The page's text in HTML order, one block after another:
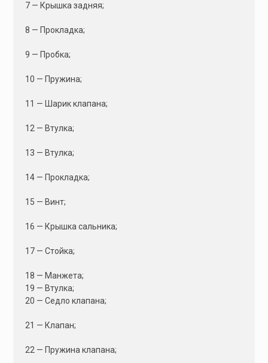
7 — Крышка задняя;
8 — Прокладка;
9 — Пробка;
10 — Пружина;
11 — Шарик клапана;
12 — Втулка;
13 — Втулка;
14 — Прокладка;
15 — Винт;
16 — Крышка сальника;
17 — Стойка;
18 — Манжета;
19 — Втулка;
20 — Седло клапана;
21 — Клапан;
22 — Пружина клапана;